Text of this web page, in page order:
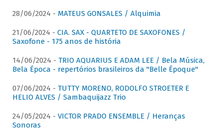
28/06/2024 - MATEUS GONSALES / Alquimia
21/06/2024 - CIA. SAX - QUARTETO DE SAXOFONES /
Saxofone - 175 anos de história
14/06/2024 - TRIO AQUARIUS E ADAM LEE / Bela Música,
Bela Época - repertórios brasileiros da "Belle Époque"
07/06/2024 - TUTTY MORENO, RODOLFO STROETER E
HELIO ALVES / Sambaquijazz Trio
24/05/2024 - VICTOR PRADO ENSEMBLE / Heranças
Sonoras